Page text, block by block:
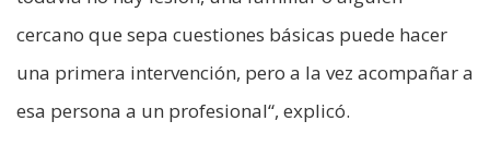
cercano que sepa cuestiones básicas puede hacer
una primera intervención, pero a la vez acompañar a
esa persona a un profesional“, explicó.